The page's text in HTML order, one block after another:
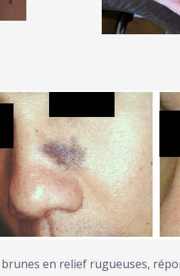
en relief rugueuses,